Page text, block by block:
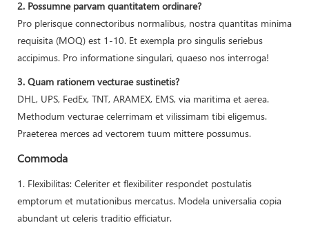
2. Possumne parvam quantitatem ordinare?
Pro plerisque connectoribus normalibus, nostra quantitas minima
requisita (MOQ) est 1-10. Et exempla pro singulis seriebus
accipimus. Pro informatione singulari, quaeso nos interroga!
3. Quam rationem vecturae sustinetis?
DHL, UPS, FedEx, TNT, ARAMEX, EMS, via maritima et aerea.
Methodum vecturae celerrimam et vilissimam tibi eligemus.
Praeterea merces ad vectorem tuum mittere possumus.
Commoda
1. Flexibilitas: Celeriter et flexibiliter respondet postulatis
emptorum et mutationibus mercatus. Modela universalia copia
abundant ut celeris traditio efficiatur.